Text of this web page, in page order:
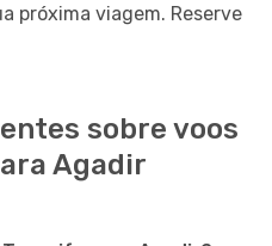
próxima viagem. Reserve
sobre voos
Agadir